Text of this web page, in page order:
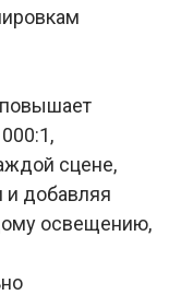
сцене,
и добавляя
освещению,